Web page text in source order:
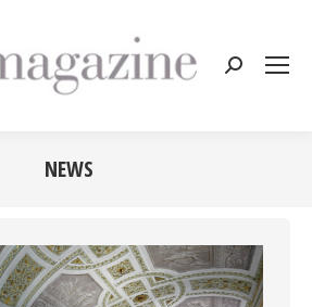
Cerca:
NEWS